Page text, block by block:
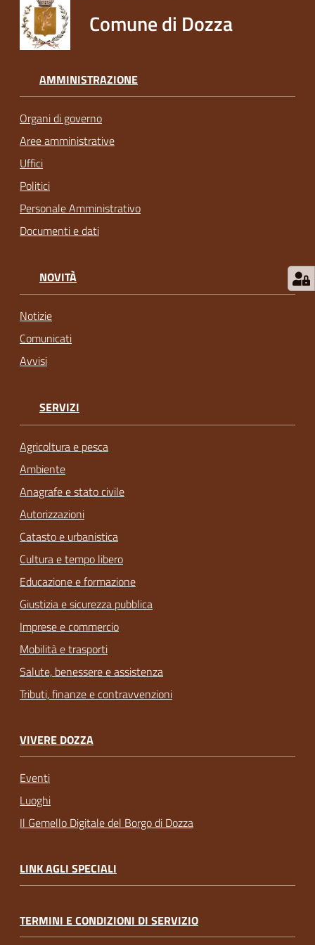
Comune di Dozza
AMMINISTRAZIONE
Organi di governo
Aree amministrative
Uffici
Politici
Personale Amministrativo
Documenti e dati
NOVITÀ
Notizie
Comunicati
Avvisi
SERVIZI
Agricoltura e pesca
Ambiente
Anagrafe e stato civile
Autorizzazioni
Catasto e urbanistica
Cultura e tempo libero
Educazione e formazione
Giustizia e sicurezza pubblica
Imprese e commercio
Mobilità e trasporti
Salute, benessere e assistenza
Tributi, finanze e contravvenzioni
VIVERE DOZZA
Eventi
Luoghi
Il Gemello Digitale del Borgo di Dozza
LINK AGLI SPECIALI
TERMINI E CONDIZIONI DI SERVIZIO